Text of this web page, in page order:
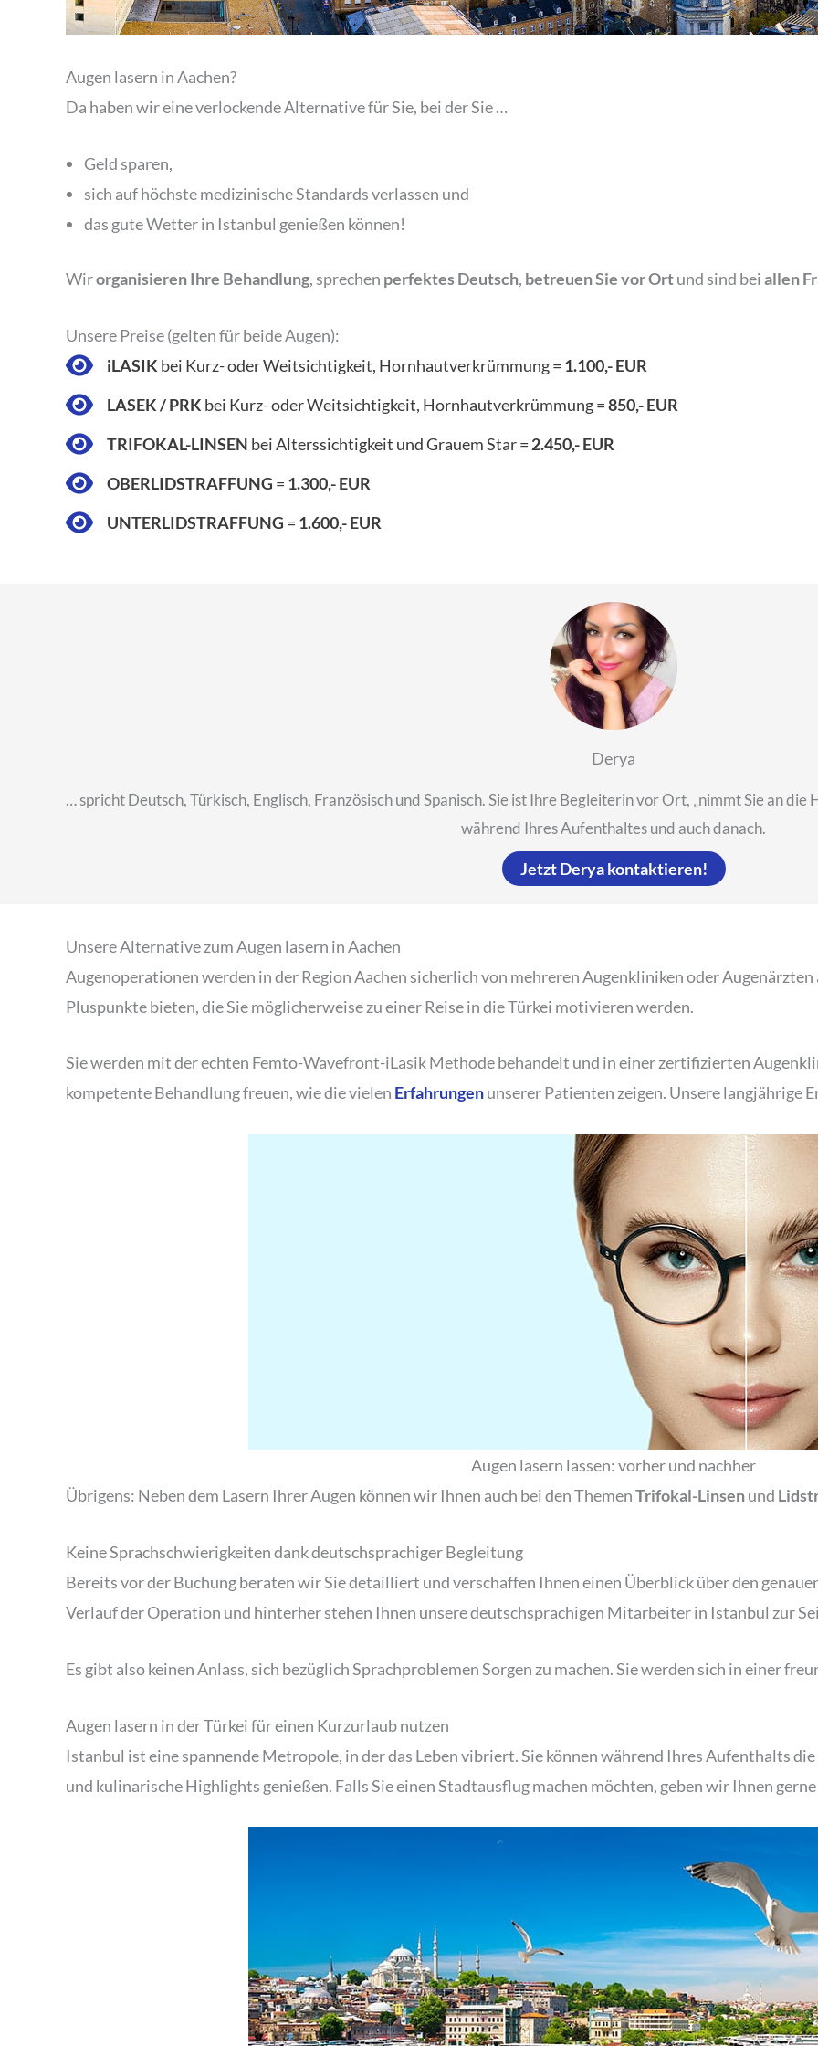
Augen lasern in Aachen?
Da haben wir eine verlockende Alternative für Sie, bei der Sie …
Geld sparen,
sich auf höchste medizinische Standards verlassen und
das gute Wetter in Istanbul genießen können!
Wirorganisieren Ihre Behandlung, sprechen perfektes Deutsch, betreuen Sie vor Ortund sind beiallen
Unsere Preise (gelten für beide Augen):
iLASIK bei Kurz- oder Weitsichtigkeit, Hornhautverkrümmung = 1.100,- EUR
LASEK / PRK bei Kurz- oder Weitsichtigkeit, Hornhautverkrümmung =850,- EUR
TRIFOKAL-LINSEN bei Alterssichtigkeit und Grauem Star = 2.450,- EUR
OBERLIDSTRAFFUNG = 1.300,- EUR
UNTERLIDSTRAFFUNG = 1.600,- EUR
Derya
… spricht Deutsch, Türkisch, Englisch, Französisch und Spanisch. Sie ist Ihre Begleiterin vor Ort, „nimmt Sie an
während Ihres Aufenthaltes und auch danach.
Jetzt Derya kontaktieren!
Unsere Alternative zum Augen lasern in Aachen
Augenoperationen werden in der Region Aachen sicherlich von mehreren Augenkliniken oder
Pluspunkte bieten, die Sie möglicherweise zu einer Reise in die Türkei motivieren werden.
Sie werden mit der echten Femto-Wavefront-iLasik Methode behandelt und in einer zertifizierten
kompetente Behandlung freuen, wie die vielen Erfahrungenunserer Patienten zeigen. Unsere langjährige
Augen lasern lassen: vorher und nachher
Übrigens: Neben dem Lasern Ihrer Augen können wir Ihnen auch bei den ThemenTrifokal-Linsenund
Keine Sprachschwierigkeiten dank deutschsprachiger Begleitung
Bereits vor der Buchung beraten wir Sie detailliert und verschaffen Ihnen einen Überblick über den
Verlauf der Operation und hinterher stehen Ihnen unsere deutschsprachigen Mitarbeiter in Istanbul zur
Es gibt also keinen Anlass, sich bezüglich Sprachproblemen Sorgen zu machen. Sie werden sich in einer
Augen lasern in der Türkei für einen Kurzurlaub nutzen
Istanbul ist eine spannende Metropole, in der das Leben vibriert. Sie können während Ihres Aufenthalts
und kulinarische Highlights genießen. Falls Sie einen Stadtausflug machen möchten, geben wir Ihnen